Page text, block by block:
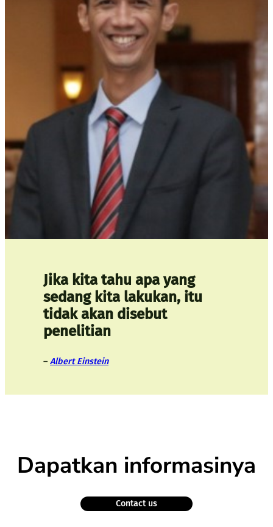
Jika kita tahu apa yang
sedang kita lakukan, itu
tidak akan disebut
penelitian
–Albert Einstein
Dapatkan informasinya
Contact us